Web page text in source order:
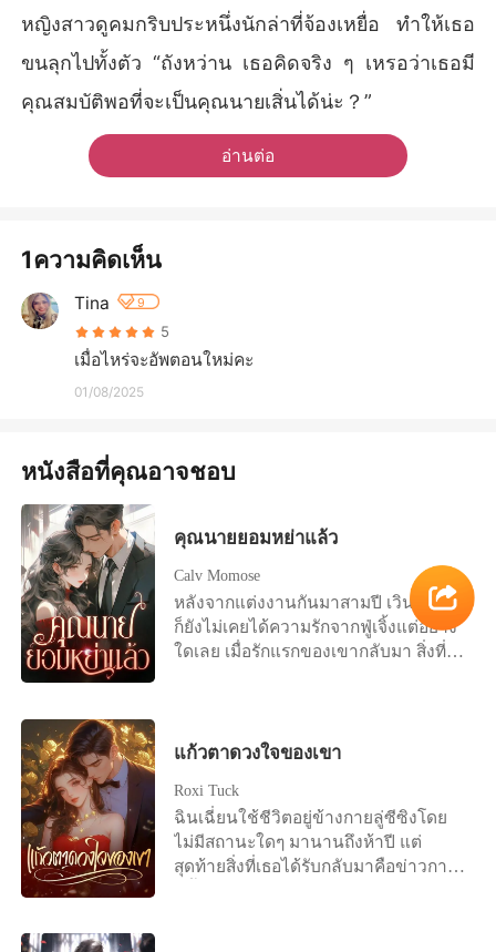
หญิงสาวดูคมกริบประหนึ่งนักล่าที่จ้องเหยื่อ ทำให้เธอ
ขนลุกไปทั้งตัว “ถังหว่าน เธอคิดจริง ๆ เหรอว่าเธอมี
คุณสมบัติพอที่จะเป็นคุณนายเสิ่นได้น่ะ？”
อ่านต่อ
1ความคิดเห็น
Tina 9
5
เมื่อไหร่จะอัพตอนใหม่คะ
01/08/2025
หนังสือที่คุณอาจชอบ
คุณนายยอมหย่าแล้ว
Calv Momose
หลังจากแต่งงานกันมาสามปี เวินเหลี่ยง
ก็ยังไม่เคยได้ความรักจากฟู่เจิ้งแต่อย่าง
ใดเลย เมื่อรักแรกของเขากลับมา สิ่งที่รอ
เย็นชาว่า "ใช่" เวินเหลี่ยงหลับตาและ
เตียงคนไข้ด้วยความสิ้นหวังและลงนาม
ในข้อตกลงการหย่า "ฟู่เจิ้ง เราไม่ได้เป็น
หนี้กันอีกต่อไปแล้ว..." ชายที่มีความเด็ด
ขาดและเย็นชามาโดยตลอดนอนอยู่ข้าง
แก้วตาดวงใจของเขา
Roxi Tuck
ฉินเฉี่ยนใช้ชีวิตอยู่ข้างกายลู่ซีซิงโดย
ไม่มีสถานะใดๆ มานานถึงห้าปี แต่
สุดท้ายสิ่งที่เธอได้รับกลับมาคือข่าวการ